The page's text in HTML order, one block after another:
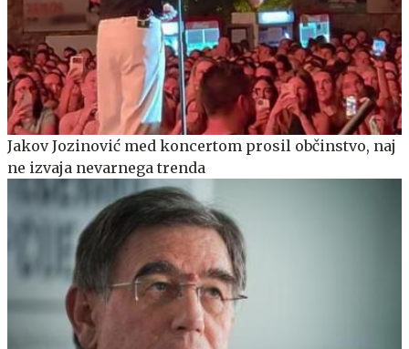
Jakov Jozinović med koncertom prosil občinstvo, naj
ne izvaja nevarnega trenda